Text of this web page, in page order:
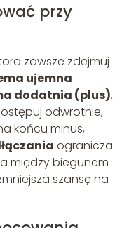
przy
zawsze zdejmuj
ujemna
dodatnia (plus),
odwrotnie,
końcu minus,
ogranicza
między biegunem
szansę na